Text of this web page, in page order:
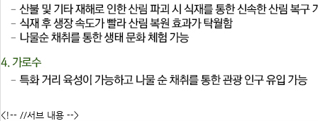
<!-- //서브 내용 -->